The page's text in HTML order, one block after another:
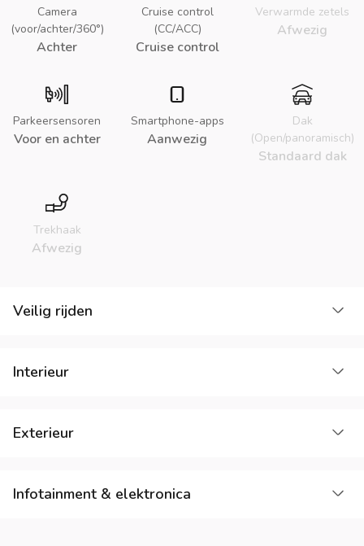
Camera
(voor/achter/360°)
Achter
Cruise control
(CC/ACC)
Cruise control
Verwarmde zetels
Afwezig
Parkeersensoren
Voor en achter
Smartphone-apps
Aanwezig
Dak
(Open/panoramisch)
Standaard dak
Trekhaak
Afwezig
Veilig rijden
Interieur
Exterieur
Infotainment & elektronica